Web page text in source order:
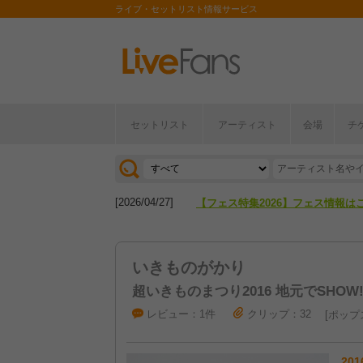
ライブ・セットリスト情報サービス
セットリスト アーティスト 会場 チ
[2026/07/28] 【ライブ動員ランキング】2026年
[2026/04/27] 【フェス特集2026】フェス情報は
いきものがかり
超いきものまつり2016 地元で
レビュー：1件 クリップ：32 ポップ